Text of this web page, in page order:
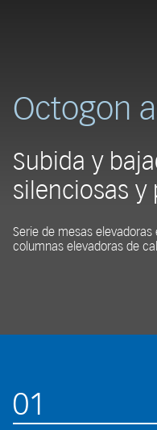
Octogon
Subida y
silenciosas y
Serie de mesas
columnas elevadoras de
01